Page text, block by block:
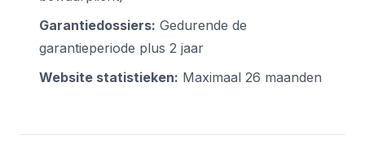
Garantiedossiers: Gedurende de
garantieperiode plus 2 jaar
Website statistieken: Maximaal 26 maanden